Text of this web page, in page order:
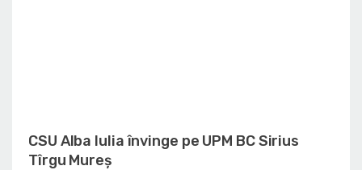
CSU Alba Iulia învinge pe UPM BC Sirius
Tîrgu Mureș